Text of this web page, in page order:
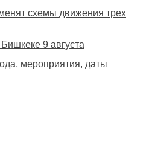
схемы движения трех
9 августа
мероприятия, даты